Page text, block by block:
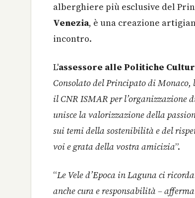
alberghiere più esclusive del
Venezia, è una creazione
incontro.
L'assessore alle Politiche
Consolato del Principato di Monaco,
il CNR ISMAR per l’organizzazione
unisce la valorizzazione della
sui temi della sostenibilità e del
voi e grata della vostra amicizia”.
“Le Vele d’Epoca in Laguna ci
anche cura e responsabilità – afferma